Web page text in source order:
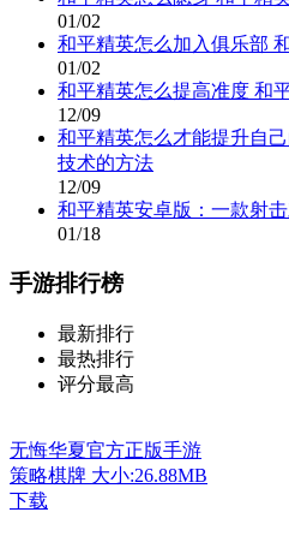
01/02
和平精英怎么加入俱乐部
01/02
和平精英怎么提高准度 和
12/09
和平精英怎么才能提升自
技术的方法
12/09
和平精英安卓版：一款射
01/18
手游排行榜
最新排行
最热排行
评分最高
无悔华夏官方正版手游
策略棋牌 大小:26.88MB
下载